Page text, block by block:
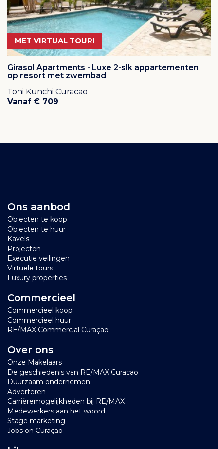
MET VIRTUAL TOUR!
Girasol Apartments - Luxe 2-slk appartementen
op resort met zwembad
Toni Kunchi Curacao
Vanaf € 709
Ons aanbod
Objecten te koop
Objecten te huur
Kavels
Projecten
Executie veilingen
Virtuele tours
Luxury properties
Commercieel
Commercieel koop
Commercieel huur
RE/MAX Commercial Curaçao
Over ons
Onze Makelaars
De geschiedenis van RE/MAX Curacao
Duurzaam ondernemen
Adverteren
Carrièremogelijkheden bij RE/MAX
Medewerkers aan het woord
Stage marketing
Jobs on Curaçao